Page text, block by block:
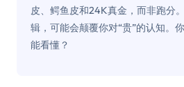
皮、鳄鱼皮和24K真金，而非跑分
辑，可能会颠覆你对“贵”的认知。
能看懂？